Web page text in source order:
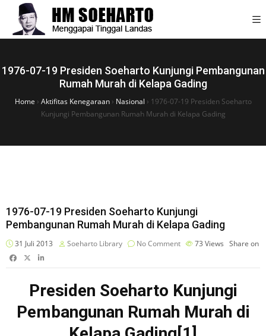
1976-07-19 Presiden Soeharto Kunjungi Pembangunan
Rumah Murah di Kelapa Gading
Home › Aktifitas Kenegaraan› Nasional › 1976-07-19 Presiden Soeharto
Kunjungi Pembangunan Rumah Murah di Kelapa Gading
1976-07-19 Presiden Soeharto Kunjungi
Pembangunan Rumah Murah di Kelapa Gading
31 Juli 2013 Soeharto Library No Comment 73 Views Share on
Presiden Soeharto Kunjungi
Pembangunan Rumah Murah di